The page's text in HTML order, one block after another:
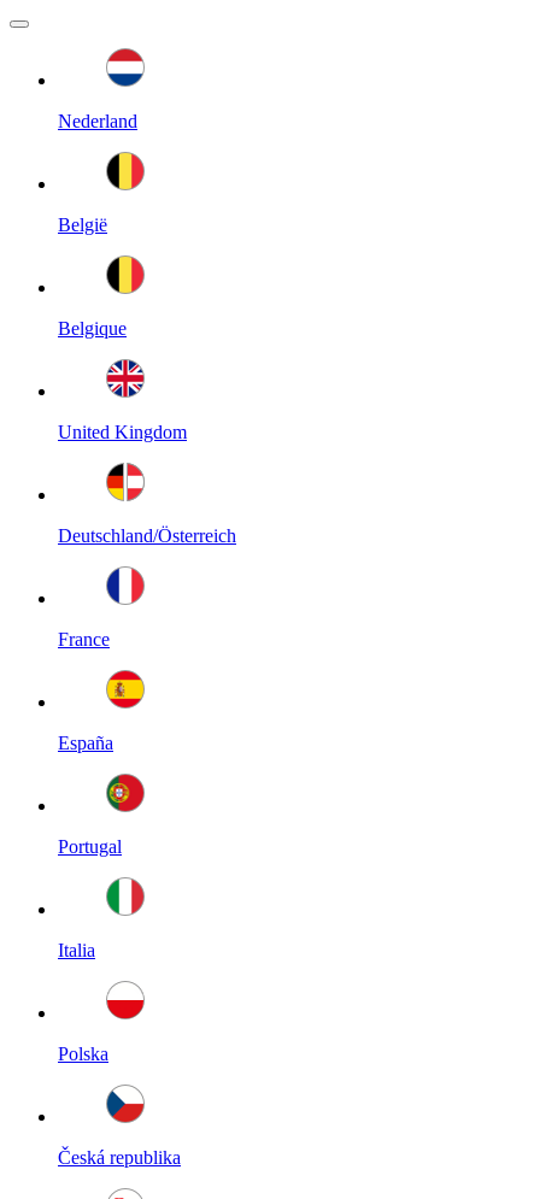
Nederland
België
Belgique
United Kingdom
Deutschland/Österreich
France
España
Portugal
Italia
Polska
Česká republika